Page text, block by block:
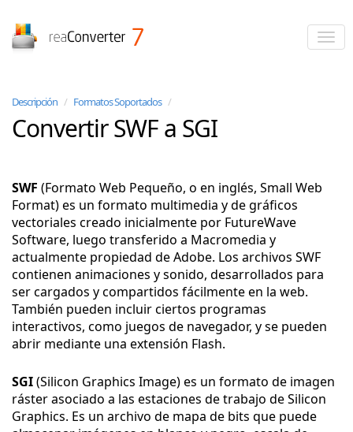
Descripción / Formatos Soportados /
Convertir SWF a SGI
SWF (Formato Web Pequeño, o en inglés, Small Web
Format) es un formato multimedia y de gráficos
vectoriales creado inicialmente por FutureWave
Software, luego transferido a Macromedia y
actualmente propiedad de Adobe. Los archivos SWF
contienen animaciones y sonido, desarrollados para
ser cargados y compartidos fácilmente en la web.
También pueden incluir ciertos programas
interactivos, como juegos de navegador, y se pueden
abrir mediante una extensión Flash.
SGI(Silicon Graphics Image) es un formato de imagen
ráster asociado a las estaciones de trabajo de Silicon
Graphics. Es un archivo de mapa de bits que puede